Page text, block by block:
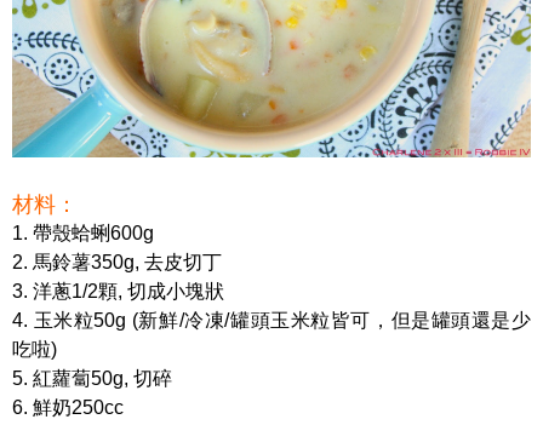
材料：
1. 帶殼蛤蜊600g
2. 馬鈴薯350g, 去皮切丁
3. 洋蔥1/2顆, 切成小塊狀
4. 玉米粒50g (新鮮/冷凍/罐頭玉米粒皆可，但是罐頭還是少
吃啦)
5. 紅蘿蔔50g, 切碎
6. 鮮奶250cc